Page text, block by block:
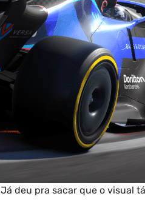
Já deu pra sacar que o visual